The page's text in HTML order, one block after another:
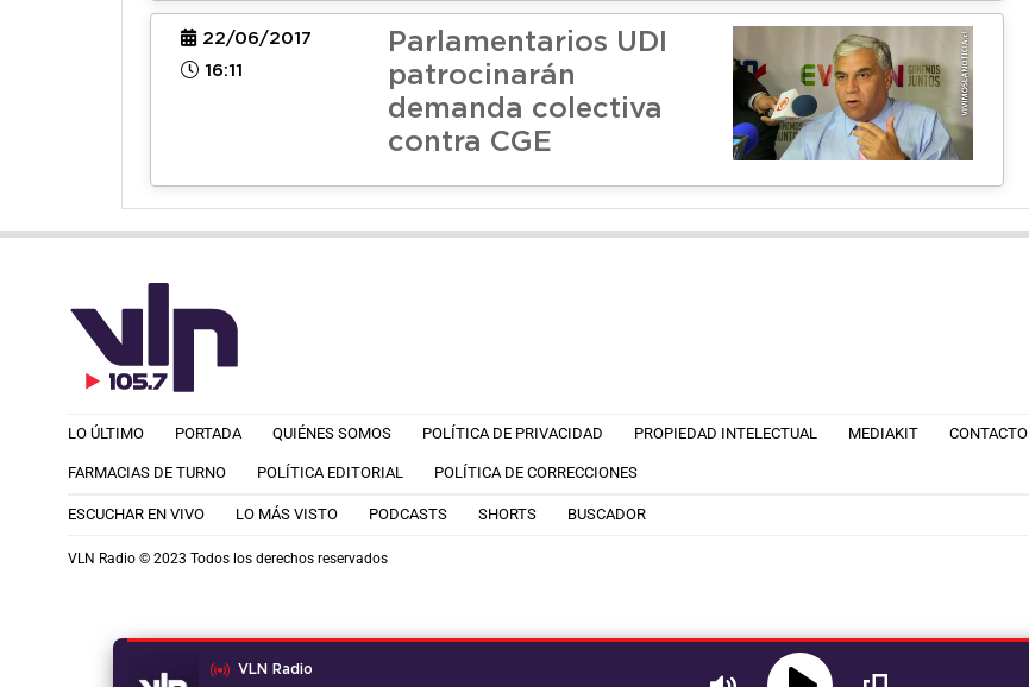
22/06/2017
16:11
Parlamentarios UDI
patrocinarán
demanda colectiva
contra CGE
VLN Radio
LO ÚLTIMO PORTADA QUIÉNES SOMOS POLÍTICA DE PRIVACIDAD PROPIEDAD INTELECTUAL MEDIAKIT CONTACTO
FARMACIAS DE TURNO POLÍTICA EDITORIAL POLÍTICA DE CORRECCIONES
ESCUCHAR EN VIVO LO MÁS VISTO PODCASTS SHORTS BUSCADOR
VLN Radio © 2023 Todos los derechos reservados